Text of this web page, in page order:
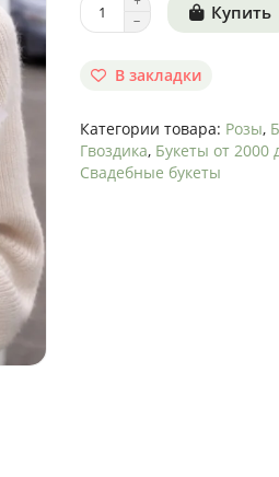
Купить
В закладки
Категории товара: Розы,
Гвоздика, Букеты от 2000
Свадебные букеты